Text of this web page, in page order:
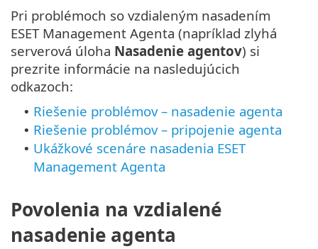
Pri problémoch so vzdialeným nasadením
ESET Management Agenta (napríklad zlyhá
serverová úloha Nasadenie agentov) si
prezrite informácie na nasledujúcich
odkazoch:
• Riešenie problémov – nasadenie agenta
• Riešenie problémov – pripojenie agenta
• Ukážkové scenáre nasadenia ESET
Management Agenta
Povolenia na vzdialené
nasadenie agenta